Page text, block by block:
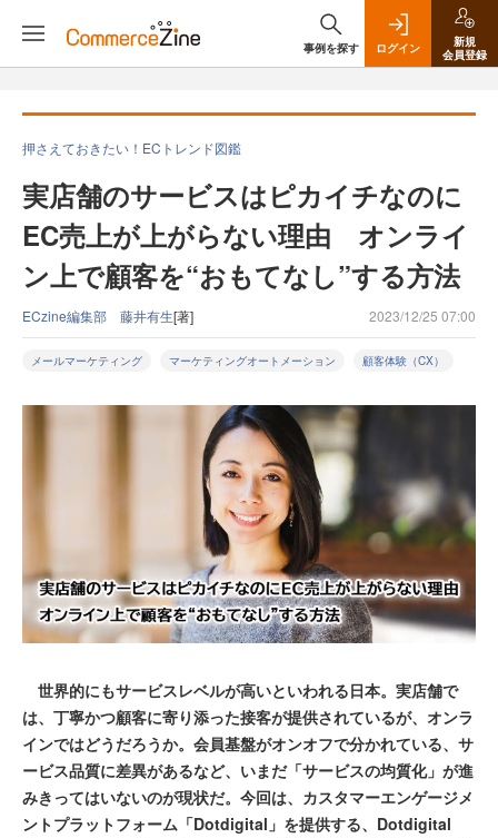
事例を探す ログイン
新規
会員登録
押さえておきたい！ECトレンド図鑑
実店舗のサービスはピカイチなのに
EC売上が上がらない理由 オンライ
ン上で顧客を“おもてなし”する方法
ECzine編集部 藤井有生[著] 2023/12/25 07:00
メールマーケティング マーケティングオートメーション 顧客体験（CX）
世界的にもサービスレベルが高いといわれる日本。実店舗で
は、丁寧かつ顧客に寄り添った接客が提供されているが、オンラ
インではどうだろうか。会員基盤がオンオフで分かれている、サ
ービス品質に差異があるなど、いまだ「サービスの均質化」が進
みきってはいないのが現状だ。今回は、カスタマーエンゲージメ
ントプラットフォーム「Dotdigital」を提供する、Dotdigital